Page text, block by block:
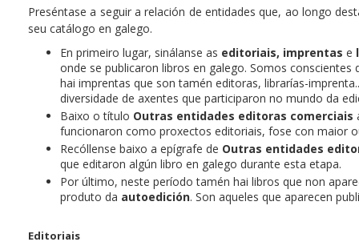
Preséntase a seguir a relación de entidades que, ao longo
seu catálogo en galego.
En primeiro lugar, sinálanse as editoriais, imprentas e
onde se publicaron libros en galego. Somos
hai imprentas que son tamén editoras, librarías-
diversidade de axentes que participaron no mundo da
Baixo o título Outras entidades editoras comerciais
funcionaron como proxectos editoriais, fose con maior
Recóllense baixo a epígrafe de Outras entidades
que editaron algún libro en galego durante esta etapa.
Por último, neste período tamén hai libros que non
produto da autoedición. Son aqueles que aparecen
Editoriais